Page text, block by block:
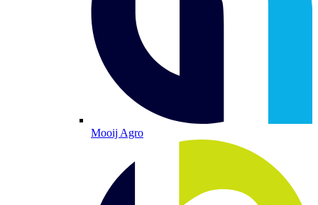
Mooij Agro